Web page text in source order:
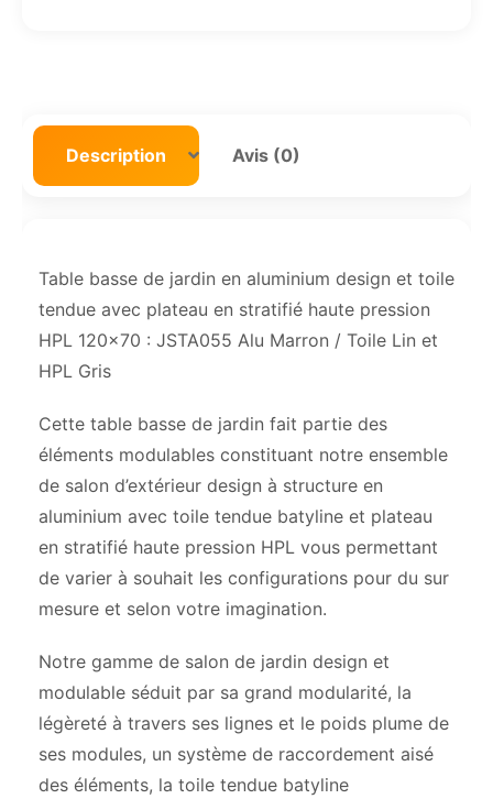
Description Avis (0)
Table basse de jardin en aluminium design et toile
tendue avec plateau en stratifié haute pression
HPL 120×70 : JSTA055 Alu Marron / Toile Lin et
HPL Gris
Cette table basse de jardin fait partie des
éléments modulables constituant notre ensemble
de salon d’extérieur design à structure en
aluminium avec toile tendue batyline et plateau
en stratifié haute pression HPL vous permettant
de varier à souhait les configurations pour du sur
mesure et selon votre imagination.
Notre gamme de salon de jardin design et
modulable séduit par sa grand modularité, la
légèreté à travers ses lignes et le poids plume de
ses modules, un système de raccordement aisé
des éléments, la toile tendue batyline